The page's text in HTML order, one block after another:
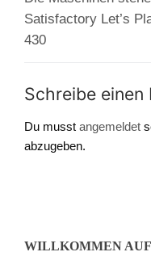
Beitrag:
Satisfactory Let’s
430
Schreibe einen
Du musst angemeldet
abzugeben.
WILLKOMMEN